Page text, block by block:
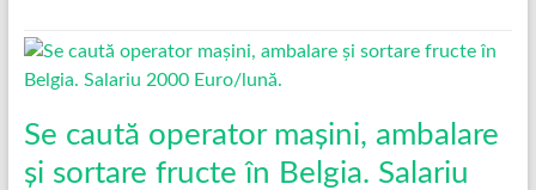
Se caută operator mașini, ambalare
și sortare fructe în Belgia. Salariu